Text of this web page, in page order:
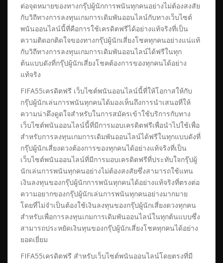
ต่อจุดหมายของทางกรุ๊ปผู้นักการพนันทุกคนอย่างไม่ต้องสงสัย
กับวิถีทางการลงทุนเกมการเดิมพันออนไลน์กับทางเว็บไซต์
พนันออนไลน์นี้ที่คือการใช้เครดิตฟรีได้อย่างแท้จริงที่เป็น
ความติดอกติดใจของทางกรุ๊ปผู้นักเสี่ยงโชคทุกคนอย่างแน่แท้
กับวิถีทางการลงทุนเกมการเดิมพันออนไลน์ได้ฟรีในทุก
ต้นแบบดังที่กรุ๊ปผู้นักเสี่ยงโชคต้องการของทุกคนได้อย่าง
แท้จริง
FIFA55เครดิตฟรี เว็บไซต์พนันออนไลน์นี้ที่ให้โอกาสให้กับ
กรุ๊ปผู้นักเล่นการพนันทุกคนได้มองเห็นถึงการนำเสนอที่ให้
ความน่าดึงดูดใจสำหรับในการสมัครเข้าใช้บริการกับทาง
เว็บไซต์พนันออนไลน์นี้ที่มีการมอบเครดิตฟรีเพื่อนำไปใช้เพื่อ
สำหรับการลงทุนเกมการเดิมพันออนไลน์ได้ฟรีในทุกแบบดังที่
กรุ๊ปผู้นักเสี่ยงดวงต้องการของทุกคนได้อย่างแท้จริงที่เป็น
เว็บไซต์พนันออนไลน์ที่มีการมอบเครดิตฟรีที่ประทับใจกรุ๊ปผู้
นักเล่นการพนันทุกคนอย่างไม่ต้องสงสัยซึ่งสามารถใช้แทน
เงินลงทุนของกรุ๊ปผู้นักการพนันทุกคนได้อย่างแท้จริงที่ตรงต่อ
ความอยากของกรุ๊ปผู้นักเล่นการพนันทุกคนอย่างมากมาย
โดยที่ไม่จำเป็นต้องใช้เงินลงทุนของกรุ๊ปผู้นักเสี่ยงดวงทุกคน
สำหรับเพื่อการลงทุนเกมการเดิมพันออนไลน์ในทุกต้นแบบซึ่ง
สามารถประหยัดเงินทุนของกรุ๊ปผู้นักเสี่ยงโชคทุกคนได้อย่าง
ยอดเยี่ยม
FIFA55เครดิตฟรี สำหรับเว็บไซต์พนันออนไลน์โดยตรงที่มี